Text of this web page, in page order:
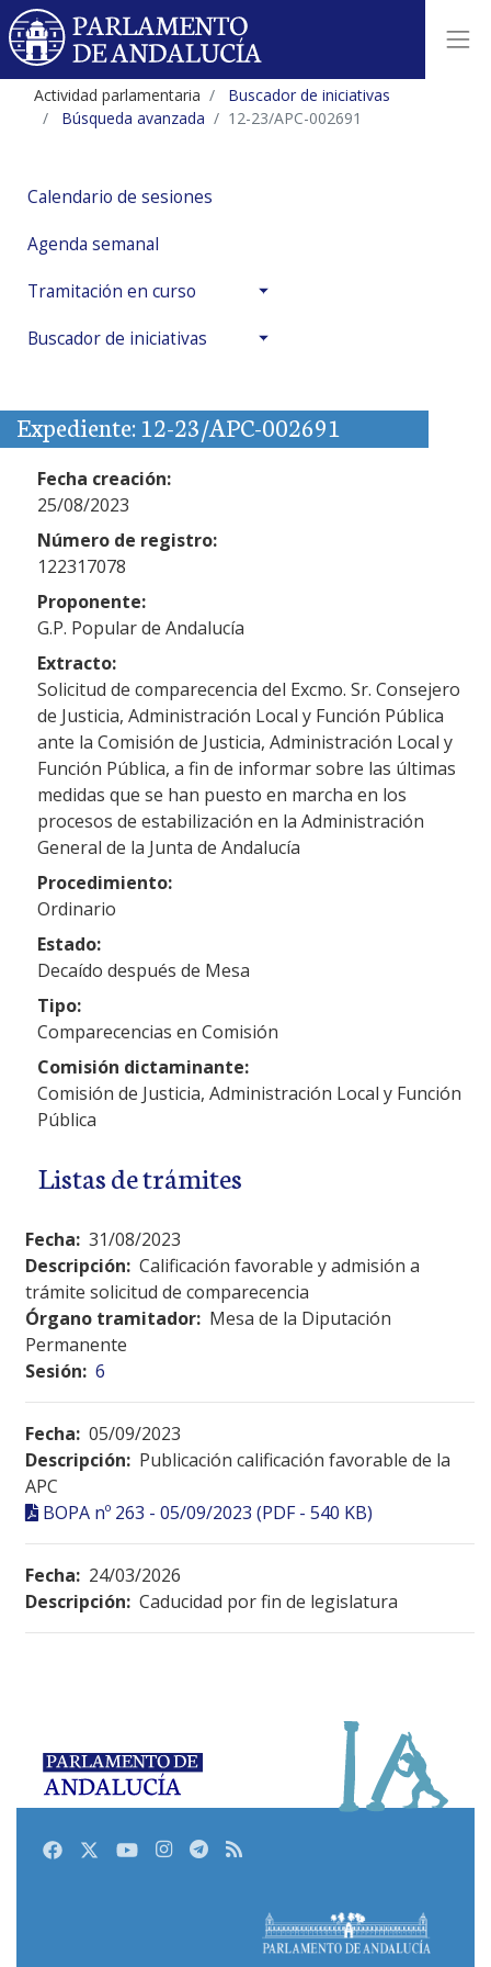
Actividad parlamentaria
Buscador de iniciativas
Búsqueda avanzada
12-23/APC-002691
Calendario de sesiones
Agenda semanal
Tramitación en curso
Buscador de iniciativas
Expediente: 12-23/APC-002691
Fecha creación:
25/08/2023
Número de registro:
122317078
Proponente:
G.P. Popular de Andalucía
Extracto:
Solicitud de comparecencia del Excmo. Sr. Consejero
de Justicia, Administración Local y Función Pública
ante la Comisión de Justicia, Administración Local y
Función Pública, a fin de informar sobre las últimas
medidas que se han puesto en marcha en los
procesos de estabilización en la Administración
General de la Junta de Andalucía
Procedimiento:
Ordinario
Estado:
Decaído después de Mesa
Tipo:
Comparecencias en Comisión
Comisión dictaminante:
Comisión de Justicia, Administración Local y Función
Pública
Listas de trámites
Fecha: 31/08/2023
Descripción: Calificación favorable y admisión a
trámite solicitud de comparecencia
Órgano tramitador: Mesa de la Diputación
Permanente
Sesión: 6
Fecha: 05/09/2023
Descripción: Publicación calificación favorable de la
APC
BOPA nº 263 - 05/09/2023 (PDF - 540 KB)
Fecha: 24/03/2026
Descripción: Caducidad por fin de legislatura
FacebookTwitterYoutubeInstagram
Telegram
RSS